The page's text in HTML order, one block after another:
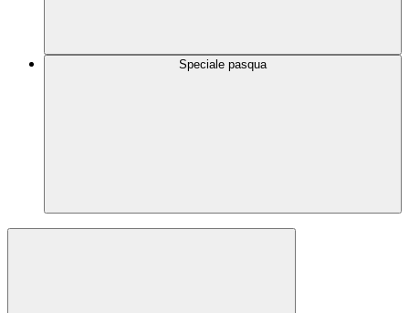
Speciale pasqua